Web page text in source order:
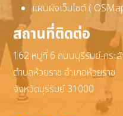
แผนผังเว็บไซต์ (
สถานที่ติดต่อ
162 หมู่ที่ 6 ถนนบุรีรัมย์-กระ
ตำบลห้วยราช อำเภอห้วยราช
จังหวัดบุรีรัมย์ 31000